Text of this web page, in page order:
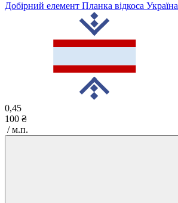
Добірний елемент Планка відкоса Україна
0,45
100 ₴
/ м.п.